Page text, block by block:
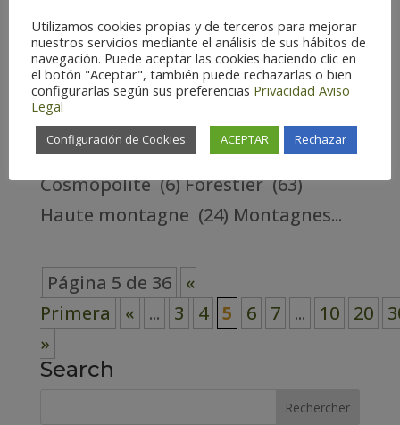
Mésange noire BIRDING ARAGÓN
PROVINCE Huesca – Espagne (173)
Teruel – Espagne (168) Zaragoza –
Espagne (177) Habitat
Cosmopolite (6) Forestier (63)
Haute montagne (24) Montagnes...
Página 5 de 36
«
Primera
« ... 3 4 5 6 7 ... 10 20
»
Search
Utilizamos cookies propias y de terceros para mejorar
nuestros servicios mediante el análisis de sus hábitos de
navegación. Puede aceptar las cookies haciendo clic en
el botón "Aceptar", también puede rechazarlas o bien
configurarlas según sus preferencias Privacidad Aviso
Legal
Configuración de Cookies ACEPTAR Rechazar